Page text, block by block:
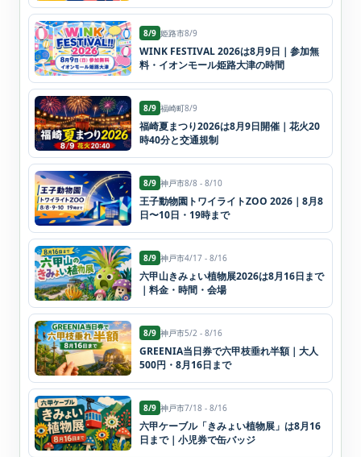
8/9 姫路市8/9
WINK FESTIVAL 2026は8月9日｜参加無
料・イオンモール姫路大津の時間
8/9 福崎町8/9
福崎夏まつり2026は8月9日開催｜花火20
時40分と交通規制
8/9 神戸市8/8 - 8/10
王子動物園トワイライトZOO 2026｜8月8
日〜10日・19時まで
8/9 神戸市4/17 - 8/16
六甲山きみょい植物展2026は8月16日まで
｜料金・時間・会場
8/9 神戸市5/2 - 8/16
GREENIA当日券で六甲枝垂れ半額｜大人
500円・8月16日まで
8/9 神戸市7/18 - 8/16
六甲ケーブル「きみょい植物展」は8月16
日まで｜小児券で缶バッジ